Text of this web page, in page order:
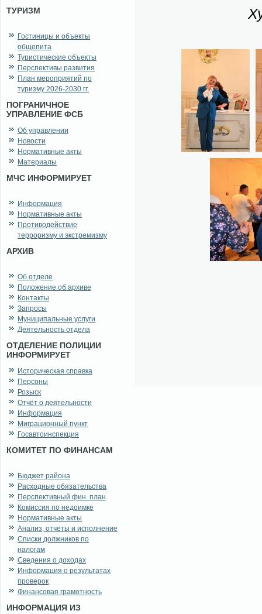
ТУРИЗМ
Гостиницы и объекты
общепита
Туристические объекты
Перспективы развития
План мероприятий по
туризму 2026-2030 гг.
ПОГРАНИЧНОЕ
УПРАВЛЕНИЕ ФСБ
Об управлении
Новости
Нормативные акты
Материалы
МЧС ИНФОРМИРУЕТ
Информация
Нормативные акты
Противодействие
терроризму и экстремизму
АРХИВ
Об отделе
Положение об архиве
Контакты
Запросы
Муниципальные услуги
Деятельность отдела
ОТДЕЛЕНИЕ ПОЛИЦИИ
ИНФОРМИРУЕТ
Историческая справка
Персоны
Розыск
Отчёт о деятельности
Информация
Миграционный пункт
Госавтоинспекция
КОМИТЕТ ПО ФИНАНСАМ
Бюджет района
Расходные обязательства
Перспективный фин. план
Комиссия по недоимке
Нормативные акты
Анализ, отчеты и исполнение
Списки должников по
налогам
Сведения о доходах
Информация о результатах
проверок
Финансовая грамотность
ИНФОРМАЦИЯ ИЗ